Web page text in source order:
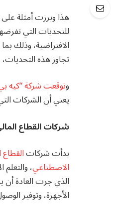
هذا وبرزت أمثلة
للتحديات التي
الافتراضية، وذلك
تجاوز هذه
وتوقعت شركة “كيه
يعني أن الشركات
شركات القطاع
بدأت شركات
الاصطناعي،
الذي جرت العادة
الأجهزة، وتوفير